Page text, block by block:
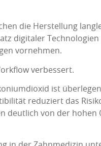
die Herstellung
digitaler
vornehmen.
verbessert.
ist
reduziert das
deutlich von der hohen